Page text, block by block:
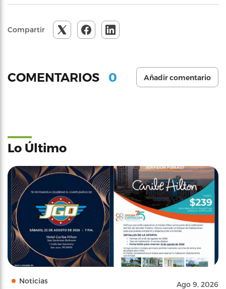
Compartir
COMENTARIOS 0 Añadir comentario
Lo Último
Noticias Ago 9, 2026